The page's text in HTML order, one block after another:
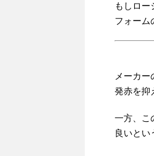
もしロー
フォーム
メーカ
発赤を抑
一方、こ
良いとい